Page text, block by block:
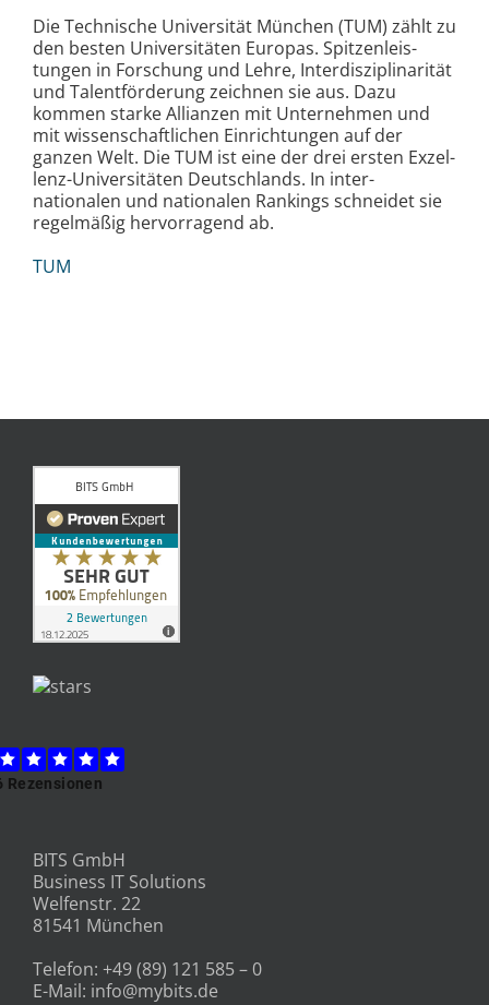
Die Technische Universität München (TUM) zählt zu
den besten Uni­ver­si­täten Eu­ro­pas. Spitzen­leis­
tungen in Forschung und Leh­re, In­ter­dis­zi­pli­na­ri­tät
und Talent­för­derung zeich­nen sie aus. Da­zu
kommen star­ke Allianzen mit Un­ter­neh­men und
mit wissen­schaft­lichen Ein­richtungen auf der
ganzen Welt. Die TUM ist ei­ne der drei ersten Ex­zel­
lenz-Uni­ver­si­täten Deutsch­lands. In in­ter­
nationalen und nationalen Rankings schnei­det sie
re­gel­mä­ßig her­vor­ra­gend ab.
TUM
BITS GmbH
Business IT Solutions
Welfenstr. 22
81541 München
Telefon: +49 (89) 121 585 – 0
E-Mail: info@mybits.de